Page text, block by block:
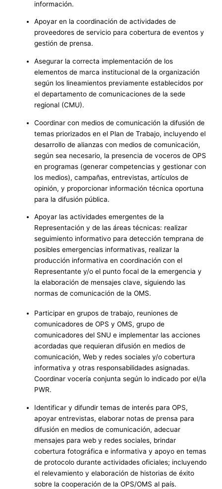
información.
Apoyar en la coordinación de actividades de
proveedores de servicio para cobertura de eventos y
gestión de prensa.
Asegurar la correcta implementación de los
elementos de marca institucional de la organización
según los lineamientos previamente establecidos por
el departamento de comunicaciones de la sede
regional (CMU).
Coordinar con medios de comunicación la difusión de
temas priorizados en el Plan de Trabajo, incluyendo el
desarrollo de alianzas con medios de comunicación,
según sea necesario, la presencia de voceros de OPS
en programas (generar competencias y gestionar con
los medios), campañas, entrevistas, artículos de
opinión, y proporcionar información técnica oportuna
para la difusión pública.
Apoyar las actividades emergentes de la
Representación y de las áreas técnicas: realizar
seguimiento informativo para detección temprana de
posibles emergencias informativas, realizar la
producción informativa en coordinación con el
Representante y/o el punto focal de la emergencia y
la elaboración de mensajes clave, siguiendo las
normas de comunicación de la OMS.
Participar en grupos de trabajo, reuniones de
comunicadores de OPS y OMS, grupo de
comunicadores del SNU e implementar las acciones
acordadas que requieran difusión en medios de
comunicación, Web y redes sociales y/o cobertura
informativa y otras responsabilidades asignadas.
Coordinar vocería conjunta según lo indicado por el/la
PWR.
Identificar y difundir temas de interés para OPS,
apoyar entrevistas, elaborar notas de prensa para
difusión en medios de comunicación, adecuar
mensajes para web y redes sociales, brindar
cobertura fotográfica e informativa y apoyo en temas
de protocolo durante actividades oficiales; incluyendo
el relevamiento y elaboración de historias de éxito
sobre la cooperación de la OPS/OMS al país.